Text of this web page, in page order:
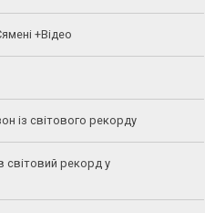
+Відео
із світового рекорду
світовий рекорд у